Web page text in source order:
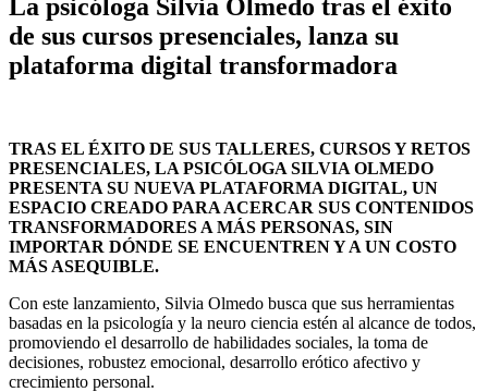
La psicóloga Silvia Olmedo tras el éxito
de sus cursos presenciales, lanza su
plataforma digital transformadora
TRAS EL ÉXITO DE SUS TALLERES, CURSOS Y RETOS
PRESENCIALES, LA PSICÓLOGA SILVIA OLMEDO
PRESENTA SU NUEVA PLATAFORMA DIGITAL, UN
ESPACIO CREADO PARA ACERCAR SUS CONTENIDOS
TRANSFORMADORES A MÁS PERSONAS, SIN
IMPORTAR DÓNDE SE ENCUENTREN Y A UN COSTO
MÁS ASEQUIBLE.
Con este lanzamiento, Silvia Olmedo busca que sus herramientas
basadas en la psicología y la neuro ciencia estén al alcance de todos,
promoviendo el desarrollo de habilidades sociales, la toma de
decisiones, robustez emocional, desarrollo erótico afectivo y
crecimiento personal.